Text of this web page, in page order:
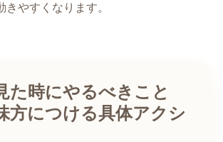
やすくなります。
た時にやるべきこと
方につける具体アクシ